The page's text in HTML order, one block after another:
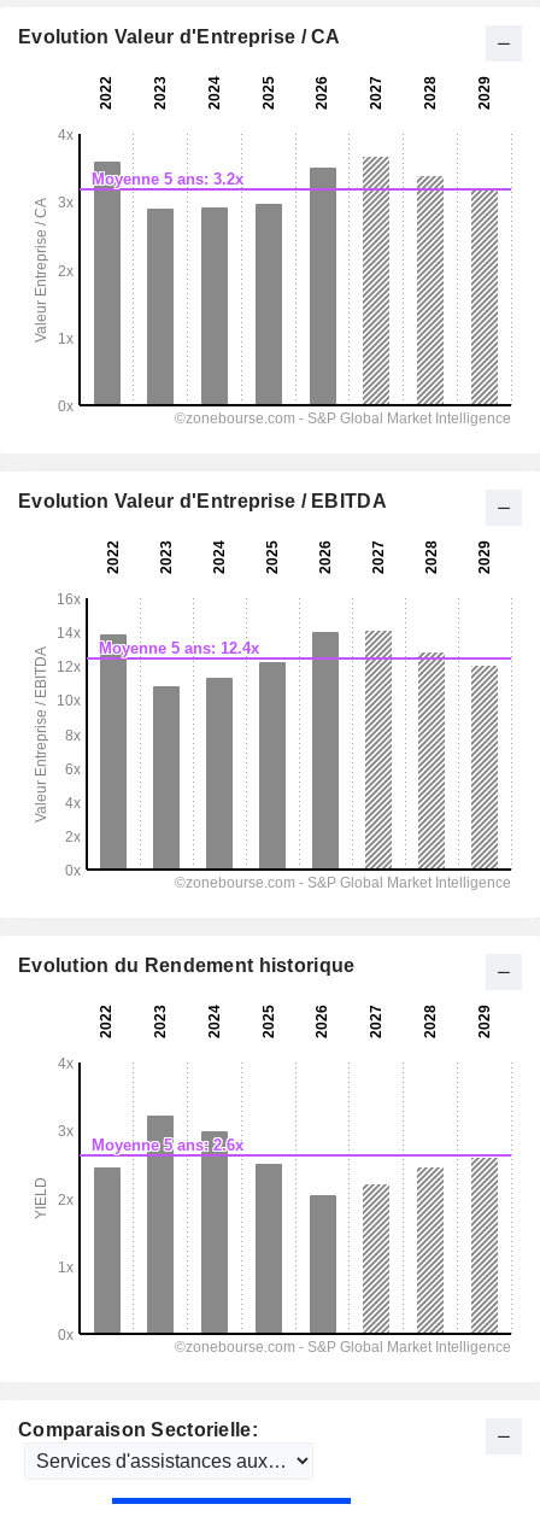
Comparaison Sectorielle:
Evolution Valeur d'Entreprise / CA
Evolution Valeur d'Entreprise / EBITDA
Evolution du Rendement historique